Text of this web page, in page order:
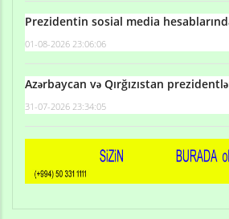
Prezidentin sosial media
01-08-2026 23:06:06
Azərbaycan və Qırğızıstan
31-07-2026 23:34:05